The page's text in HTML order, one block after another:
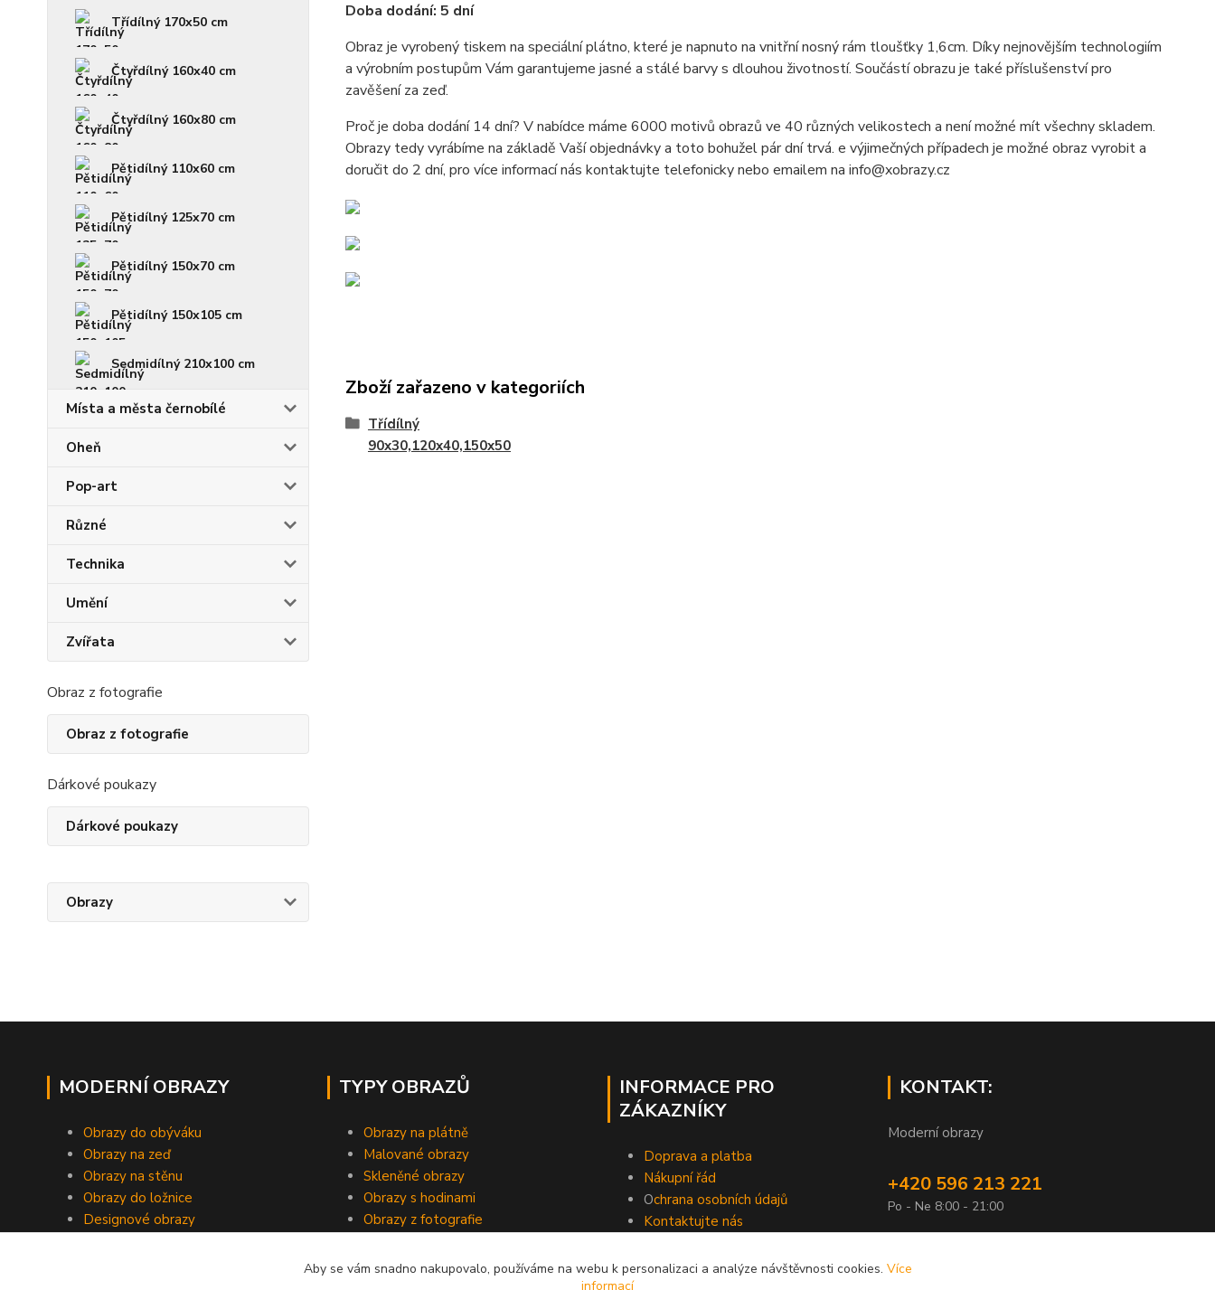
Třídílný 170x50 cm
Čtyřdílný 160x40 cm
Čtyřdílný 160x80 cm
Pětidílný 110x60 cm
Pětidílný 125x70 cm
Pětidílný 150x70 cm
Pětidílný 150x105 cm
Sedmidílný 210x100 cm
Místa a města černobílé
Oheň
Pop-art
Různé
Technika
Umění
Zvířata
Obraz z fotografie
Obraz z fotografie
Dárkové poukazy
Dárkové poukazy
Obrazy
Doba dodání: 5 dní
Obraz je vyrobený tiskem na speciální plátno, které je napnuto na vnitřní nosný rám tloušťky 1,6cm. Díky nejnovějším technologiím
a výrobním postupům Vám garantujeme jasné a stálé barvy s dlouhou životností. Součástí obrazu je také příslušenství pro
zavěšení za zeď.
Proč je doba dodání 14 dní? V nabídce máme 6000 motivů obrazů ve 40 různých velikostech a není možné mít všechny skladem.
Obrazy tedy vyrábíme na základě Vaší objednávky a toto bohužel pár dní trvá. e výjimečných případech je možné obraz vyrobit a
doručit do 2 dní, pro více informací nás kontaktujte telefonicky nebo emailem na info@xobrazy.cz
Zboží zařazeno v kategoriích
Třídílný
90x30,120x40,150x50
MODERNÍ OBRAZY
Obrazy do obýváku
Obrazy na zeď
Obrazy na stěnu
Obrazy do ložnice
Designové obrazy
TYPY OBRAZŮ
Obrazy na plátně
Malované obrazy
Skleněné obrazy
Obrazy s hodinami
Obrazy z fotografie
INFORMACE PRO
ZÁKAZNÍKY
Doprava a platba
Nákupní řád
Ochrana osobních údajů
Kontaktujte nás
KONTAKT:
Moderní obrazy
+420 596 213 221
Po - Ne 8:00 - 21:00
Aby se vám snadno nakupovalo, používáme na webu k personalizaci a analýze návštěvnosti cookies. Více
informací